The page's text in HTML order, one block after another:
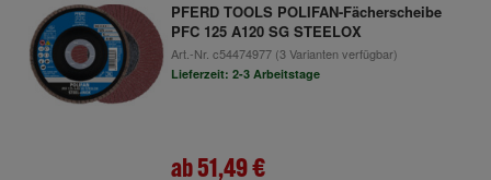
PFERD TOOLS POLIFAN-Fächerscheibe
PFC 125 A120 SG STEELOX
Art.-Nr. c54474977(3 Varianten verfügbar)
Lieferzeit: 2-3 Arbeitstage
ab51,49 €